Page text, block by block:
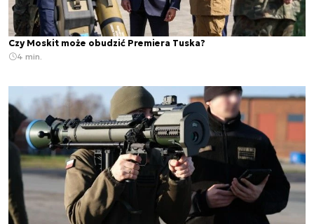
Czy Moskit może obudzić Premiera Tuska?
4 min.